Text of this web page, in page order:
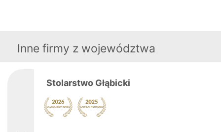
Inne firmy z województwa
Stolarstwo Głąbicki